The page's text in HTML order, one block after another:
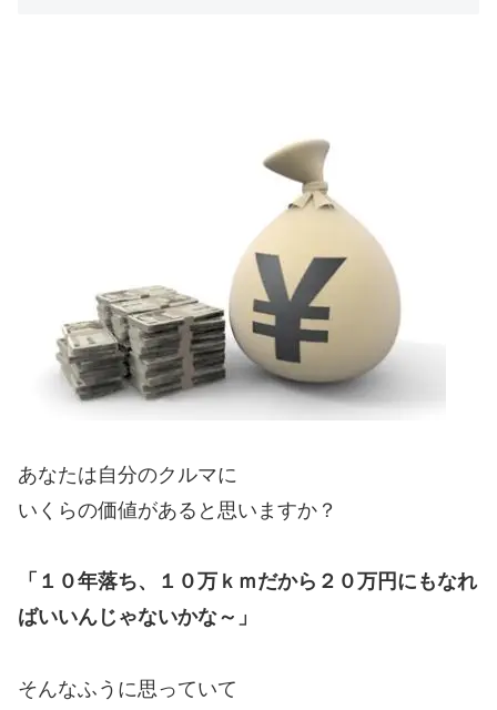
あなたは自分のクルマに
いくらの価値があると思いますか？
「１０年落ち、１０万ｋｍだから２０万円にもなれ
ばいいんじゃないかな～」
そんなふうに思っていて